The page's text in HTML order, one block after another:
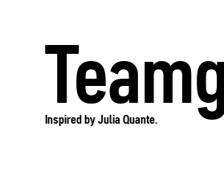
Inspired by Julia Quante.